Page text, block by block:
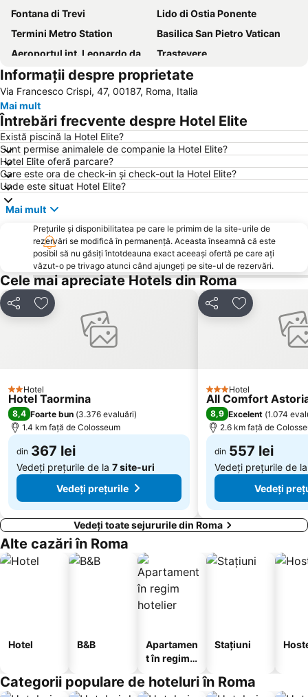
Fontana di Trevi
Lido di Ostia Ponente
Termini Metro Station
Basilica San Pietro Vatican
Aeroportul int. Leonardo da Vinci Fiumicino
Trastevere
Muzeul Vatican
Torvaianica
Bazilica Santa Maria Maggiore
Aeroportul Roma Ciampino
La Santa Sede
Stadionul Olimpic Roma
San Giovanni
Ospedale Pediatrico Bambino Gesù
Piața Spaniei și Treptele Spaniole
Panteonul
Ostia
Borghesiana
Biserica Sf. Petru
Castel Sant'Angelo
Basilica di San Paolo Fuori le Mura
Lido di Ostia Levante
Zoomarine
Trevi
Via Nazionale
Casitas del Ángel
Portul Roma
Castello di Santa Severa
Monti
Piața Veneția
Palazzetto dello Sport
Villa Borghese
Gara Ostiense Roma
Gara Roma-Tiburtina
Marconi Metro Station
Anagnina Metro Station
San Lorenzo in Lucina
San Luigi dei Francesi
Informații despre proprietate
Via Francesco Crispi, 47, 00187, Roma, Italia
Mai mult
Întrebări frecvente despre Hotel Elite
Există piscină la Hotel Elite?
Sunt permise animalele de companie la Hotel Elite?
Hotel Elite oferă parcare?
Care este ora de check-in și check-out la Hotel Elite?
Unde este situat Hotel Elite?
Mai mult
Prețurile și disponibilitatea pe care le primim de la site-urile de
rezervări se modifică în permanență. Aceasta înseamnă că este
posibil să nu găsiți întotdeauna exact aceeași ofertă pe care ați
văzut-o pe trivago atunci când ajungeți pe site-ul de rezervări.
Cele mai apreciate Hotels din Roma
DistribuițiAdăugaţi la favorite
2 Stele
Hotel
Hotel Taormina
8,4 Foarte bun (3.376 evaluări)
1.4 km faţă de Colosseum
din 367 lei
Vedeți prețurile de la 7 site-uri
Vedeți prețurile
DistribuițiAdăugaţi la
3 SteleHotel
All Comfort
8,9 Excelent (1.074
2.6 km faţă de
din 557 lei
Vedeți prețurile de
Vedeți
Vedeți toate sejururile din Roma
Alte cazări în Roma
Hotel B&B
Apartamen
t în regim
Stațiuni
Categorii populare de hoteluri în Roma